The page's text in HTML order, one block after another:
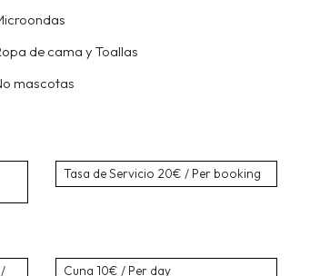
de cama y Toallas
mascotas
Tasa de Servicio 20€ / Per booking
Cuna 10€ / Per day